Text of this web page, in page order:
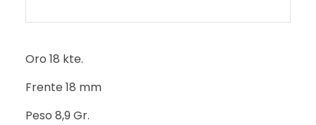
Oro 18 kte.
Frente 18 mm
Peso 8,9 Gr.